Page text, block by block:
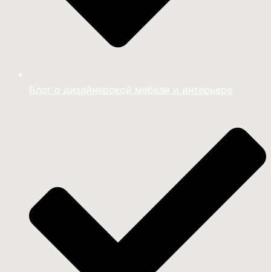
Блог о дизайнерской мебели и интерьере